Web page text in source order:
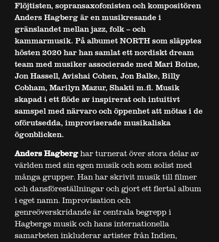
Flöjtisten, sopransaxofonisten och kompositören
Anders Hagberg är en musikresande i
gränslandet mellan jazz, folk – och
kammarmusik. På albumet NORTH som släpptes
hösten 2020 har han samlat ett nordiskt dream
team med musiker associerade med Mari Boine,
Jon Hassell, Avishai Cohen, Jon Balke, Billy
Cobham, Marilyn Mazur, Shakti m.fl. Musik
skapad i ett flöde av inspirerat och intuitivt
samspel med närvaro och öppenhet att mötas i de
oförutsedda, improviserade musikaliska
ögonblicken.
Anders Hagberghar turnerat över stora delar av
världen med sin egen musik och som solist med
många grupper. Han har skrivit musik till filmer
och dansföreställningar och gjort ett flertal album
i eget namn. Improvisation och
genreöverskridande är centrala begrepp i
Hagbergs musik och hans internationella
samarbeten inkluderar artister från Indien,